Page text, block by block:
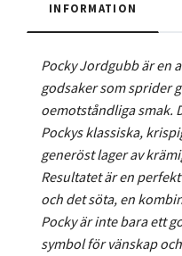
INFORMATION
Pocky Jordgubb är en
godsaker som sprider
oemotståndliga smak.
Pockys klassiska,
generöst lager av
Resultatet är en
och det söta, en
Pocky är inte bara ett
symbol för vänskap